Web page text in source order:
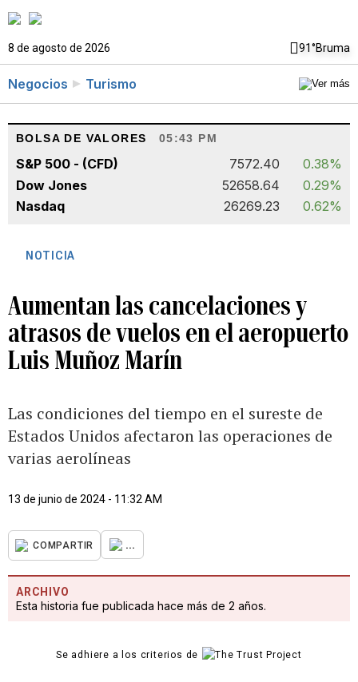
8 de agosto de 2026 91°Bruma
Negocios Turismo
BOLSA DE VALORES 05:43 PM
S&P 500 - (CFD) 7572.40
0.38%
Dow Jones
52658.64
0.29%
Nasdaq
26269.23 0.62%
NOTICIA
Aumentan las cancelaciones y
atrasos de vuelos en el aeropuerto
Luis Muñoz Marín
Las condiciones del tiempo en el sureste de
Estados Unidos afectaron las operaciones de
varias aerolíneas
13 de junio de 2024 - 11:32 AM
COMPARTIR ...
ARCHIVO
Esta historia fue publicada hace más de 2 años.
Se adhiere a los criterios de